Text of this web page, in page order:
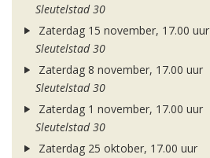
Sleutelstad 30
Zaterdag 15 november, 17.00 uur
Sleutelstad 30
Zaterdag 8 november, 17.00 uur
Sleutelstad 30
Zaterdag 1 november, 17.00 uur
Sleutelstad 30
Zaterdag 25 oktober, 17.00 uur